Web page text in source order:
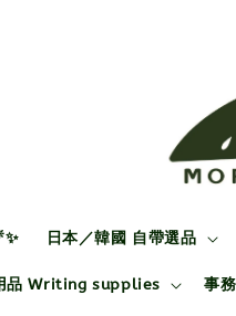
日本／韓國 自帶選品
品 Writing supplies 事